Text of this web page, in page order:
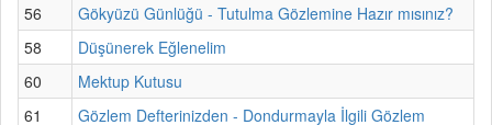
56
Gökyüzü Günlüğü - Tutulma Gözlemine Hazır mısınız?
58
Düşünerek Eğlenelim
60
Mektup Kutusu
61
Gözlem Defterinizden - Dondurmayla İlgili Gözlem